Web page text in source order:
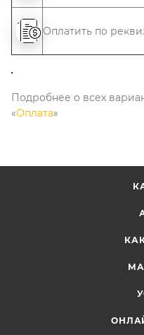
Оплатить по
Подробнее о всех
«Оплата»